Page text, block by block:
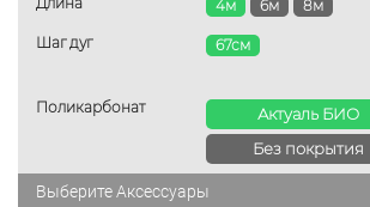
8м
6м
4м
Шаг дуг 67см
Поликарбонат
Актуаль БИО
Без покрытия
Выберите Аксессуары